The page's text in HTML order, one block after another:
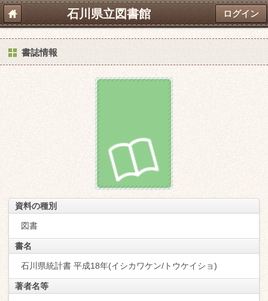
石川県立図書館 ログイン
書誌情報
資料の種別
図書
書名
石川県統計書 平成18年(イシカワケン/トウケイショ)
著者名等